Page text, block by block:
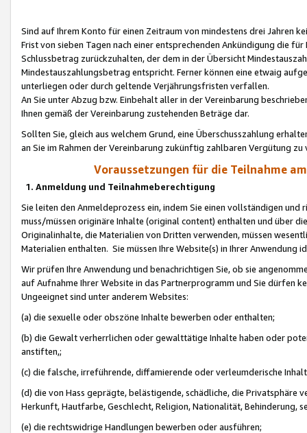
Sind auf Ihrem Konto für einen Zeitraum von mindestens drei Jahren
Frist von sieben Tagen nach einer entsprechenden Ankündigung die
Schlussbetrag zurückzuhalten, der dem in der Übersicht
Mindestauszahlungsbetrag entspricht. Ferner können eine etwaig
unterliegen oder durch geltende Verjährungsfristen verfallen.
An Sie unter Abzug bzw. Einbehalt aller in der Vereinbarung
Ihnen gemäß der Vereinbarung zustehenden Beträge dar.
Sollten Sie, gleich aus welchem Grund, eine Überschusszahlung
an Sie im Rahmen der Vereinbarung zukünftig zahlbaren Vergütung zu
Voraussetzungen für die Teilnahme
1. Anmeldung und Teilnahmeberechtigung
Sie leiten den Anmeldeprozess ein, indem Sie einen vollständigen
muss/müssen originäre Inhalte (original content) enthalten und über
Originalinhalte, die Materialien von Dritten verwenden, müssen
Materialien enthalten. Sie müssen Ihre Website(s) in Ihrer Anwendung
Wir prüfen Ihre Anwendung und benachrichtigen Sie, ob sie
auf Aufnahme Ihrer Website in das Partnerprogramm und Sie dürfen
Ungeeignet sind unter anderem Websites:
(a) die sexuelle oder obszöne Inhalte bewerben oder enthalten;
(b) die Gewalt verherrlichen oder gewalttätige Inhalte haben oder
anstiften,;
(c) die falsche, irreführende, diffamierende oder verleumderische
(d) die von Hass geprägte, belästigende, schädliche, die Privatsphäre
Herkunft, Hautfarbe, Geschlecht, Religion, Nationalität, Behinderung,
(e) die rechtswidrige Handlungen bewerben oder ausführen;